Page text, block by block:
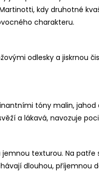
kdy druhotné
charakteru.
odlesky a jiskrnou
tóny malin, jahod
a lákavá, navozuje
texturou. Na
dlouhou, příjemnou